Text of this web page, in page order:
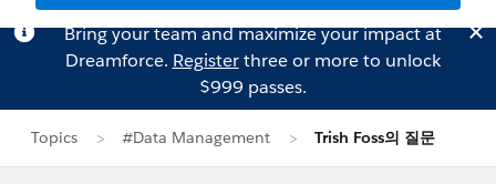
Bring your team and maximize your impact at
Dreamforce. Registerthree or more to unlock
$999 passes.
Topics #Data Management Trish Foss의 질문